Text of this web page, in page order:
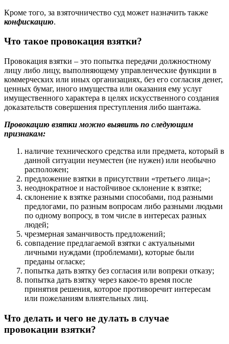
Кроме того, за взяточничество суд может назначить также
конфискацию.
Что такое провокация взятки?
Провокация взятки – это попытка передачи должностному
лицу либо лицу, выполняющему управленческие функции в
коммерческих или иных организациях, без его согласия денег,
ценных бумаг, иного имущества или оказания ему услуг
имущественного характера в целях искусственного создания
доказательств совершения преступления либо шантажа.
Провокацию взятки можно выявить по следующим
признакам:
наличие технического средства или предмета, который в
данной ситуации неуместен (не нужен) или необычно
расположен;
предложение взятки в присутствии «третьего лица»;
неоднократное и настойчивое склонение к взятке;
склонение к взятке разными способами, под разными
предлогами, по разным вопросам либо разными людьми
по одному вопросу, в том числе в интересах разных
людей;
чрезмерная заманчивость предложений;
совпадение предлагаемой взятки с актуальными
личными нуждами (проблемами), которые были
преданы огласке;
попытка дать взятку без согласия или вопреки отказу;
попытка дать взятку через какое-то время после
принятия решения, которое противоречит интересам
или пожеланиям влиятельных лиц.
Что делать и чего не дулать в случае
провокации взятки?